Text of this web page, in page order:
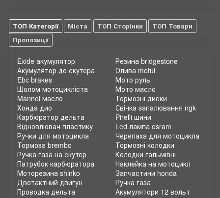
ТОП Категорії Міста ТОП Сторінки
ТОП Товари
Пропозиції
Exide акумулятор
Акумулятор до скутера
Ebc brakes
Шолом мотоцикліста
Mannol масло
Хонда дио
Карбюратор дельта
Відновлювач пластику
Резина bridgestone
Олива motul
Мото руль
Мото масло
Тормозні диски
Свічка запалювання ngk
Pirelli шини
Led лампа osram
Ручки для мотоцикла
Тормоза brembo
Ручка газа на скутер
Патрубок карбюратора
Моторезина shinko
Двотактний двигун
Проводка дельта
Черепаха для мотоцикла
Тормозні колодки
Колодки гальмівні
Наклейка на мотоцикл
Запчастини honda
Ручка газа
Акумулятори 12 вольт